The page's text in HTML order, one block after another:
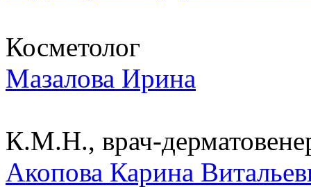
Косметолог
Мазалова Ирина
К.М.Н., врач-
Акопова Карина